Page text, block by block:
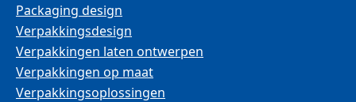
Packaging design
Verpakkingsdesign
Verpakkingen laten ontwerpen
Verpakkingen op maat
Verpakkingsoplossingen